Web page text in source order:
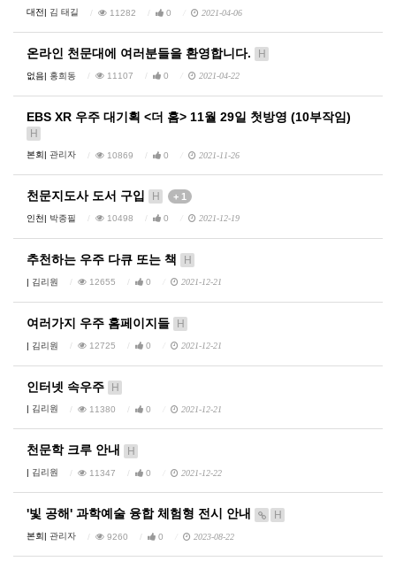
대전| 김 태길 11282 0 2021-04-06
온라인 천문대에 여러분들을 환영합니다. H
없음| 홍희동 11107 0 2021-04-22
EBS XR 우주 대기획 <더 홈> 11월 29일 첫방영 (10부작임)
H
본회| 관리자 10869 0 2021-11-26
천문지도사 도서 구입 H + 1
인천| 박종필 10498 0 2021-12-19
추천하는 우주 다큐 또는 책 H
| 김리원 12655 0 2021-12-21
여러가지 우주 홈페이지들 H
| 김리원 12725 0 2021-12-21
인터넷 속우주 H
김리원 11380 0 2021-12-21
천문학 크루 안내 H
| 김리원 11347 0 2021-12-22
'빛 공해' 과학예술 융합 체험형 전시 안내 H
본회| 관리자 9260 0 2023-08-22